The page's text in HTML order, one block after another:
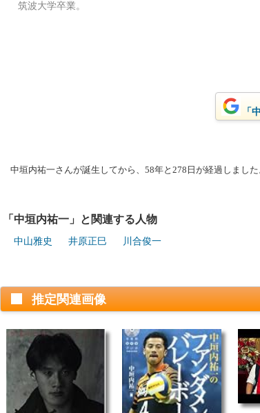
筑波大学卒業。
「
中垣内祐一さんが誕生してから、58年と278日が経過しまし
「中垣内祐一」と関連する人物
中山雅史 井原正巳 川合俊一
推定関連画像